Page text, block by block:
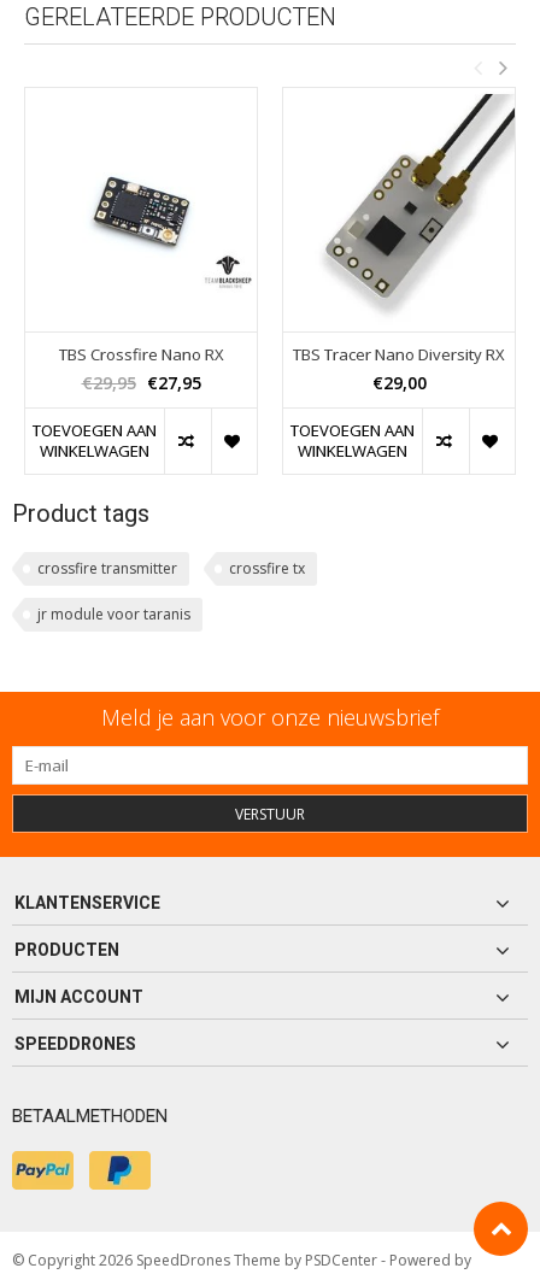
GERELATEERDE PRODUCTEN
TBS Crossfire Nano RX
€29,95 €27,95
TOEVOEGEN AAN
WINKELWAGEN
TBS Tracer Nano Diversity RX
€29,00
TOEVOEGEN AAN
WINKELWAGEN
Product tags
crossfire transmitter crossfire tx
jr module voor taranis
Meld je aan voor onze nieuwsbrief
VERSTUUR
KLANTENSERVICE
PRODUCTEN
MIJN ACCOUNT
SPEEDDRONES
BETAALMETHODEN
© Copyright 2026 SpeedDrones Theme by PSDCenter- Powered by